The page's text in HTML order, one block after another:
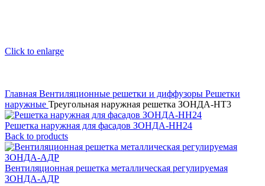
Click to enlarge
Главная Вентиляционные решетки и диффузоры Решетки
наружные Треугольная наружная решетка ЗОНДА-НТ3
Решетка наружная для фасадов ЗОНДА-НН24
Back to products
Вентиляционная решетка металлическая регулируемая
ЗОНДА-АДР